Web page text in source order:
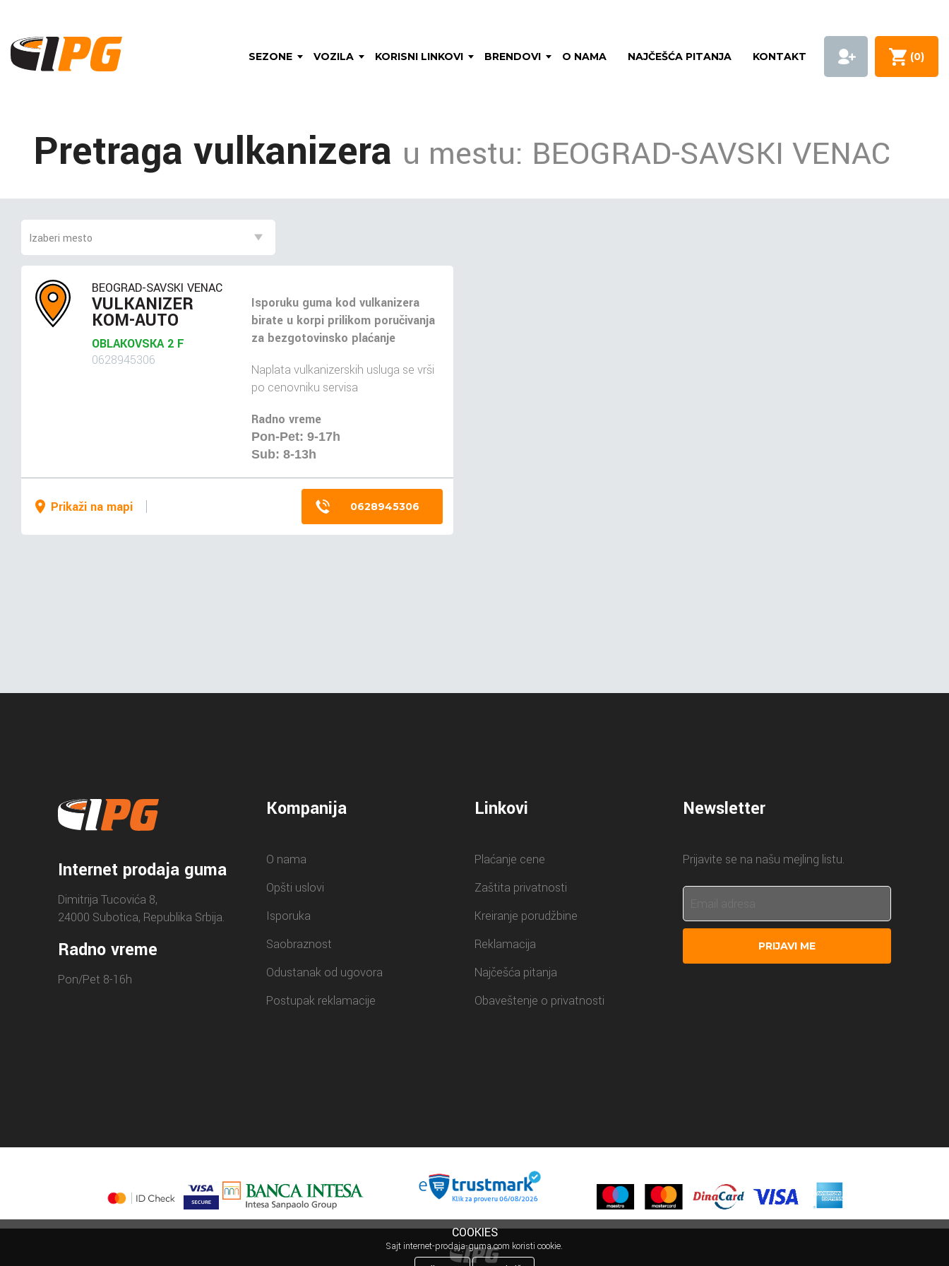
SEZONE VOZILA KORISNI LINKOVI BRENDOVI O NAMA NAJČEŠĆA PITANJA KONTAKT (0)
Pretraga vulkanizera u mestu: BEOGRAD-SAVSKI VENAC
BEOGRAD-SAVSKI VENAC
VULKANIZER
KOM-AUTO
OBLAKOVSKA 2 F
0628945306
Isporuku guma kod vulkanizera
birate u korpi prilikom poručivanja
za bezgotovinsko plaćanje
Naplata vulkanizerskih usluga se vrši
po cenovniku servisa
Radno vreme
Pon-Pet: 9-17h
Sub: 8-13h
Prikaži na mapi 0628945306
Internet prodaja guma
Dimitrija Tucovića 8,
24000 Subotica, Republika Srbija.
Radno vreme
Pon/Pet 8-16h
Kompanija
O nama
Opšti uslovi
Isporuka
Saobraznost
Odustanak od ugovora
Postupak reklamacije
Linkovi
Plaćanje cene
Zaštita privatnosti
Kreiranje porudžbine
Reklamacija
Najčešća pitanja
Obaveštenje o privatnosti
Newsletter
Prijavite se na našu mejling listu.
PRIJAVI ME
COOKIES
Sajt internet-prodaja-guma.com koristi cookie.